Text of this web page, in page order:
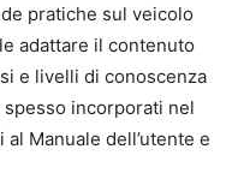
pratiche sul veicolo
adattare il contenuto
e livelli di conoscenza
spesso incorporati nel
Manuale dell’utente e